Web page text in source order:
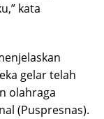
kata
gelar telah
olahraga
(Puspresnas).